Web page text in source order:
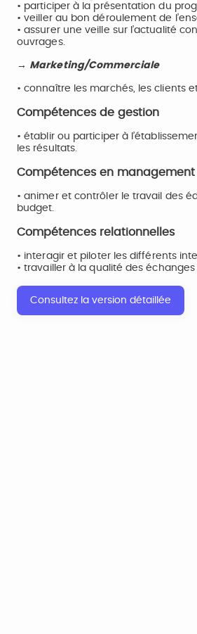
• participer à la présentation du
• veiller au bon déroulement de
• assurer une veille sur l’actualité
ouvrages.
→ Marketing/Commerciale
• connaître les marchés, les clients
Compétences de gestion
• établir ou participer à
les résultats.
Compétences en management
• animer et contrôler le travail des
budget.
Compétences relationnelles
• interagir et piloter les différents
• travailler à la qualité des
Consultez la version détaillée